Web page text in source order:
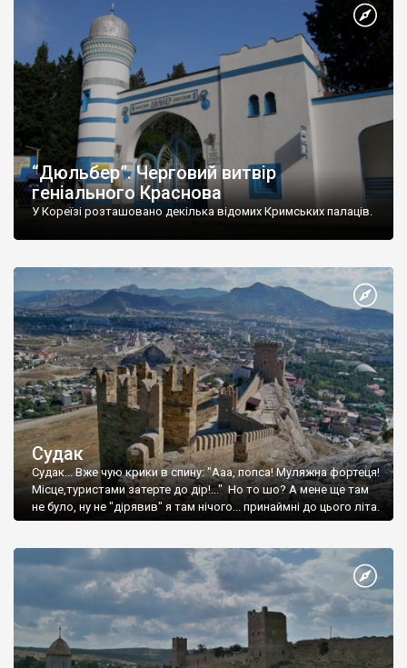
“Дюльбер”. Черговий витвір
геніального Краснова
У Кореїзі розташовано декілька відомих Кримських палаців.
Судак
Судак... Вже чую крики в спину: "Ааа, попса! Муляжна фортеця!
Місце,туристами затерте до дір!..." Но то шо? А мене ще там
не було, ну не "дірявив" я там нічого... принаймні до цього літа.